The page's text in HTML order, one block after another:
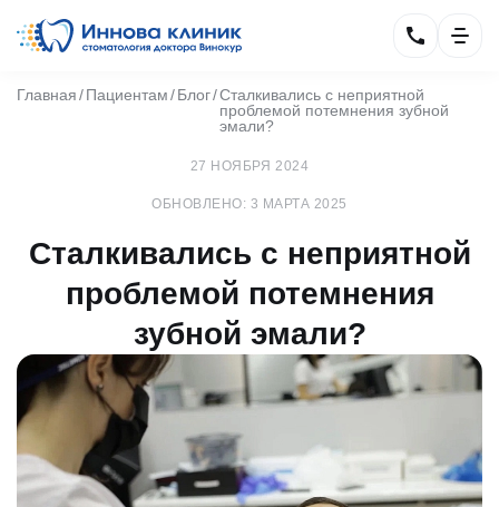
Главная Пациентам Блог Сталкивались с неприятной
проблемой потемнения зубной
эмали?
27 НОЯБРЯ 2024
ОБНОВЛЕНО: 3 МАРТА 2025
Сталкивались с неприятной
проблемой потемнения
зубной эмали?